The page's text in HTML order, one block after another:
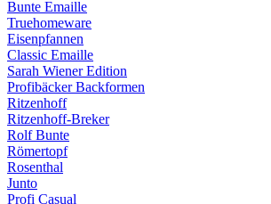
Bunte Emaille
Truehomeware
Eisenpfannen
Classic Emaille
Sarah Wiener Edition
Profibäcker Backformen
Ritzenhoff
Ritzenhoff-Breker
Rolf Bunte
Römertopf
Rosenthal
Junto
Profi Casual